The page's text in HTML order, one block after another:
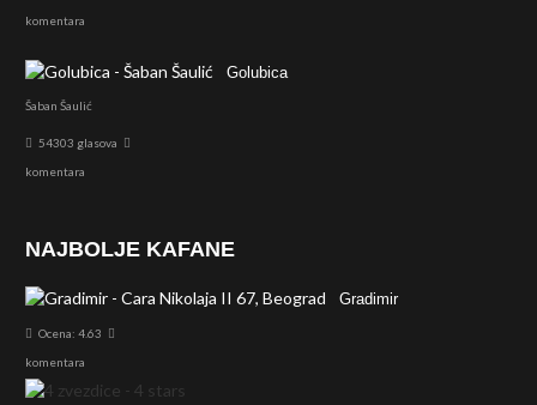
komentara
Golubica
Šaban Šaulić
54303 glasova
komentara
NAJBOLJE KAFANE
Gradimir
Ocena: 4.63
komentara